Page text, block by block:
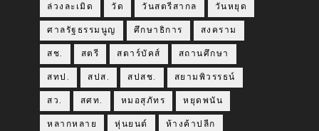
ล่วงละเมิด วัด วันสตรีสากล วันหยุด
ศาลรัฐธรรมนูญ ศึกษาธิการ สงคราม
สช. สตรี สตาร์บัคส์ สถานศึกษา
สทป. สปส. สปสช. สยามพิวรรธน์
สว. สศท. หมอสุภัทร หยุดพนัน
หลากหลาย หุ่นยนต์ ห้างค้าปลีก